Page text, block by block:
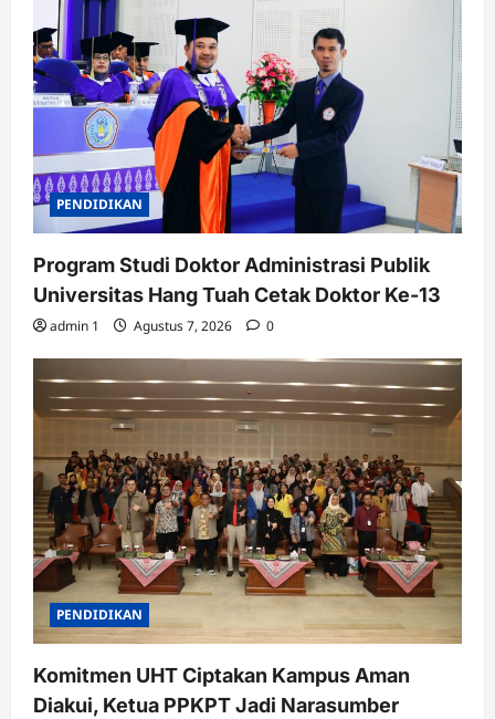
PENDIDIKAN
Program Studi Doktor Administrasi Publik
Universitas Hang Tuah Cetak Doktor Ke-13
admin 1 Agustus 7, 2026 0
PENDIDIKAN
Komitmen UHT Ciptakan Kampus Aman
Diakui, Ketua PPKPT Jadi Narasumber